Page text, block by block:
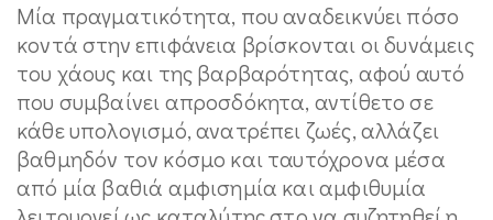
Μία πραγματικότητα, που αναδεικνύει πόσο
κοντά στην επιφάνεια βρίσκονται οι δυνάμεις
του χάους και της βαρβαρότητας, αφού αυτό
που συμβαίνει απροσδόκητα, αντίθετο σε
κάθε υπολογισμό, ανατρέπει ζωές, αλλάζει
βαθμηδόν τον κόσμο και ταυτόχρονα μέσα
από μία βαθιά αμφισημία και αμφιθυμία